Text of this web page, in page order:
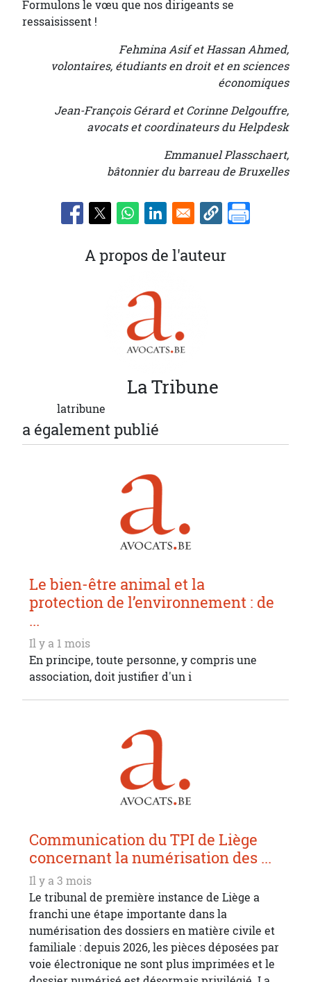
Formulons le vœu que nos dirigeants se
ressaisissent !
Fehmina Asif et Hassan Ahmed,
volontaires, étudiants en droit et en sciences
économiques
Jean-François Gérard et Corinne Delgouffre,
avocats et coordinateurs du Helpdesk
Emmanuel Plasschaert,
bâtonnier du barreau de Bruxelles
A propos de l'auteur
LaTribune
latribune
a également publié
Le bien-être animal et la
protection de l’environnement : de
...
Il y a 1 mois
En principe, toute personne, y compris une
association, doit justifier d'un i
Communication du TPI de Liège
concernant la numérisation des ...
Il y a 3 mois
Le tribunal de première instance de Liège a
franchi une étape importante dans la
numérisation des dossiers en matière civile et
familiale : depuis 2026, les pièces déposées par
voie électronique ne sont plus imprimées et le